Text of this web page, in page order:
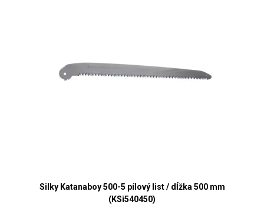
Silky Katanaboy 500-5 pílový list / dĺžka 500 mm
(KSi540450)